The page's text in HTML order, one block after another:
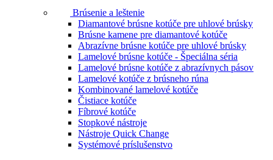
Brúsenie a leštenie
Diamantové brúsne kotúče pre uhlové brúsky
Brúsne kamene pre diamantové kotúče
Abrazívne brúsne kotúče pre uhlové brúsky
Lamelové brúsne kotúče - Špeciálna séria
Lamelové brúsne kotúče z abrazívnych pásov
Lamelové kotúče z brúsneho rúna
Kombinované lamelové kotúče
Čistiace kotúče
Fíbrové kotúče
Stopkové nástroje
Nástroje Quick Change
Systémové príslušenstvo